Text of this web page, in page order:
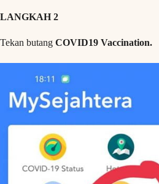
LANGKAH 2
Tekan butang COVID19 Vaccination.